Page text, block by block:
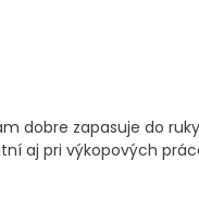
dobre zapasuje do
aj pri výkopových